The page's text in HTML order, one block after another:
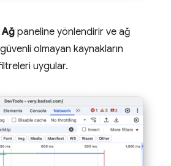
Ağ paneline yönlendirir ve ağ
olmayan kaynakların
uygular.